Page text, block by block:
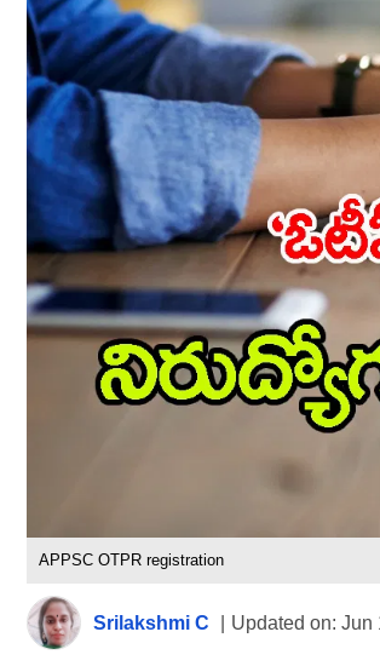
APPSC OTPR registration
Srilakshmi C Updated on: Jun